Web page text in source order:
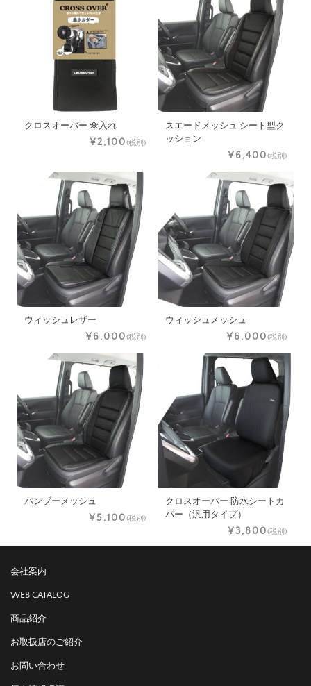
クロスオーバー 傘入れ
¥2,100(税別)
スエードメッシュ シート型ク
ッション
¥6,400(税別)
ウィッシュレザー
¥6,000(税別)
ウィッシュメッシュ
¥6,000(税別)
バンブーメッシュ
¥5,100(税別)
クロスオーバー 防水シートカ
バー（汎用タイプ）
¥3,800(税別)
会社案内
WEB CATALOG
商品紹介
お取扱店のご紹介
お問い合わせ